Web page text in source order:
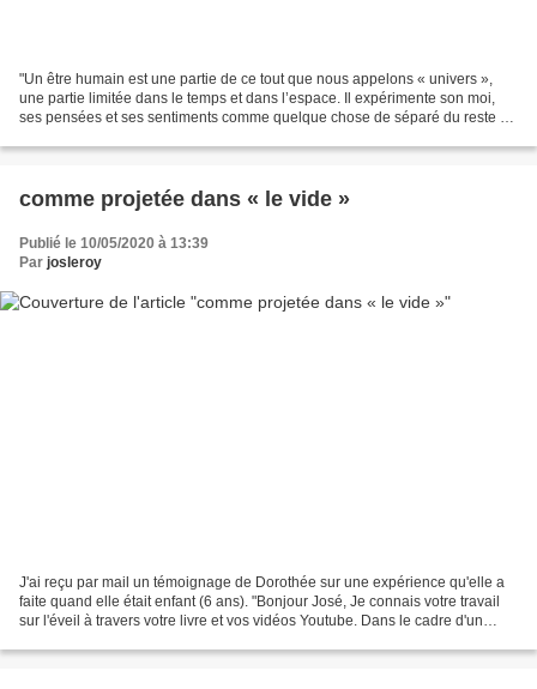
"Un être humain est une partie de ce tout que nous appelons « univers »,
une partie limitée dans le temps et dans l’espace. Il expérimente son moi,
ses pensées et ses sentiments comme quelque chose de séparé du reste –
comme projetée dans « le vide »
Publié le 10/05/2020 à 13:39
Par josleroy
J'ai reçu par mail un témoignage de Dorothée sur une expérience qu'elle a
faite quand elle était enfant (6 ans). "Bonjour José, Je connais votre travail
sur l'éveil à travers votre livre et vos vidéos Youtube. Dans le cadre d'un